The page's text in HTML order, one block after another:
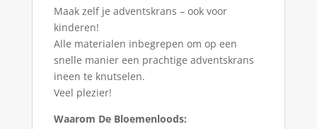
Maak zelf je adventskrans – ook voor
kinderen!
Alle materialen inbegrepen om op een
snelle manier een prachtige adventskrans
ineen te knutselen.
Veel plezier!
Waarom De Bloemenloods: